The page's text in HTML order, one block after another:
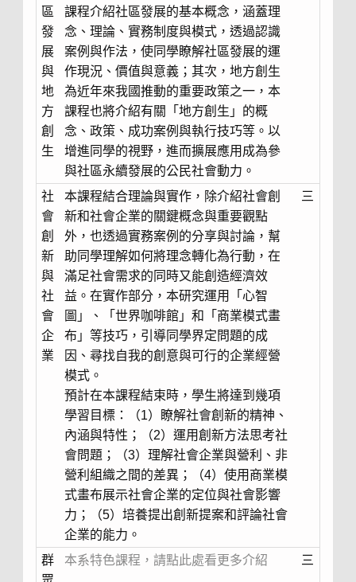
區
發
展
與
地
方
創
生
課程介紹社區發展的基本概念，涵蓋理
念、理論、實務制度與模式，透過認識
案例與作法，使同學瞭解社區發展的運
作現況、價值與意義；其次，地方創生
為近年來我國推動的重要政策之一，本
課程也將介紹有關「地方創生」的概
念、政策、成功案例與執行技巧等。以
增進同學的視野，進而擴展應用成為參
與社區永續發展的公民社會動力。
社
會
創
新
與
社
會
企
業
本課程結合理論與實作，除介紹社會創
新和社會企業的關鍵概念與重要觀點
外，也透過實務案例的分享與討論，幫
助同學理解如何將理念轉化為行動，在
滿足社會需求的同時又能創造經濟效
益。在實作部分，本研究運用「心智
圖」、「世界咖啡館」和「商業模式畫
布」等技巧，引導同學界定問題的成
因、尋找自我的創意與可行的企業經營
模式。
預計在本課程結束時，學生將達到幾項
學習目標：（1）瞭解社會創新的精神、
內涵與特性；（2）運用創新方法思考社
會問題；（3）理解社會企業與營利、非
營利組織之間的差異；（4）使用商業模
式畫布展示社會企業的定位與社會影響
力；（5）培養提出創新提案和評論社會
企業的能力。
三
群
本系特色課程，請點此處看更多介紹 三